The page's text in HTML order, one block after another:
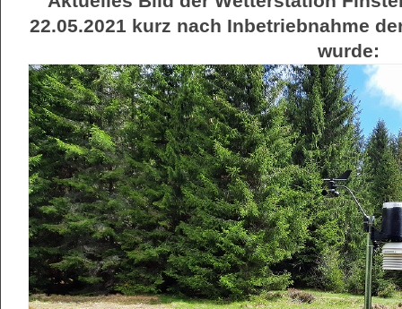
22.05.2021 kurz nach Inbetriebnahme
wurde: